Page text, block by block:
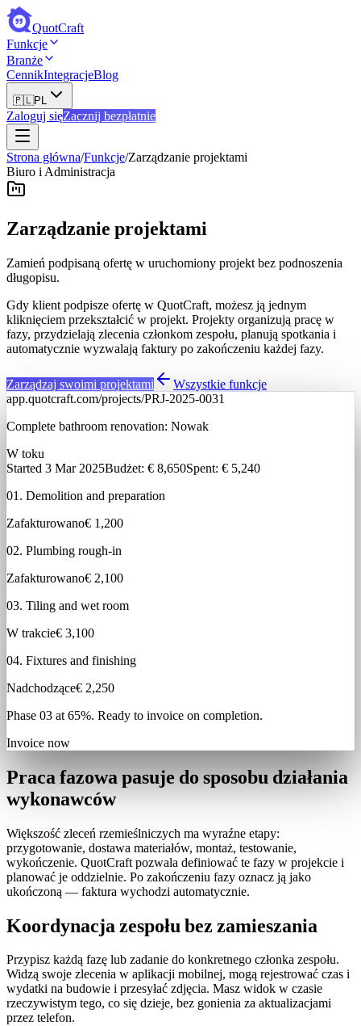
QuotCraft
Funkcje
Branże
CennikIntegracjeBlog
🇵🇱PL
Zaloguj sięZacznij bezpłatnie
Strona główna/Funkcje/Zarządzanie projektami
Biuro i Administracja
Zarządzanie projektami
Zamień podpisaną ofertę w uruchomiony projekt bez podnoszenia
długopisu.
Gdy klient podpisze ofertę w QuotCraft, możesz ją jednym
kliknięciem przekształcić w projekt. Projekty organizują pracę w
fazy, przydzielają zlecenia członkom zespołu, planują spotkania i
automatycznie wyzwalają faktury po zakończeniu każdej fazy.
Zarządzaj swoimi projektami
Wszystkie funkcje
app.quotcraft.com/projects/PRJ-2025-0031
Complete bathroom renovation: Nowak
W toku
Started 3 Mar 2025Budżet: € 8,650Spent: € 5,240
01. Demolition and preparation
Zafakturowano€ 1,200
02. Plumbing rough-in
Zafakturowano€ 2,100
03. Tiling and wet room
W trakcie€ 3,100
04. Fixtures and finishing
Nadchodzące€ 2,250
Phase 03 at 65%. Ready to invoice on completion.
Invoice now
Praca fazowa pasuje do sposobu działania
wykonawców
Większość zleceń rzemieślniczych ma wyraźne etapy:
przygotowanie, dostawa materiałów, montaż, testowanie,
wykończenie. QuotCraft pozwala definiować te fazy w projekcie i
planować je oddzielnie. Po zakończeniu fazy oznacz ją jako
ukończoną — faktura wychodzi automatycznie.
Koordynacja zespołu bez zamieszania
Przypisz każdą fazę lub zadanie do konkretnego członka zespołu.
Widzą swoje zlecenia w aplikacji mobilnej, mogą rejestrować czas i
wydatki na budowie i przesyłać zdjęcia. Masz widok w czasie
rzeczywistym tego, co się dzieje, bez gonienia za aktualizacjami
przez telefon.